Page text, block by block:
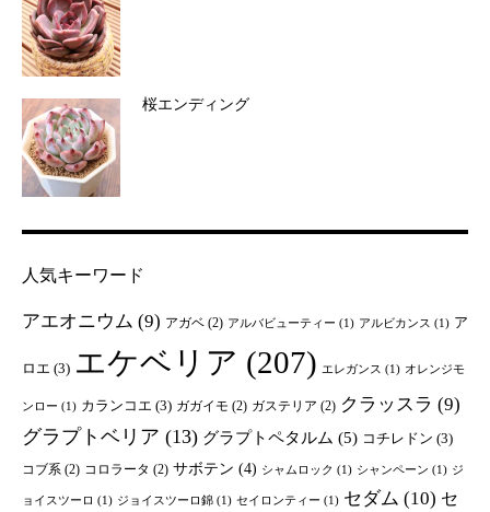
桜エンディング
人気キーワード
アエオニウム (9) アガベ (2) アルバビューティー (1) アルビカンス (1) ア
ロエ (3) エケベリア (207) エレガンス (1) オレンジモ
ンロー (1) カランコエ (3) ガガイモ (2) ガステリア (2) クラッスラ (9)
グラプトベリア (13) グラプトペタルム (5) コチレドン (3)
コブ系 (2) コロラータ (2) サボテン (4) シャムロック (1) シャンペーン (1) ジ
ョイスツーロ (1) ジョイスツーロ錦 (1) セイロンティー (1) セダム (10) セ